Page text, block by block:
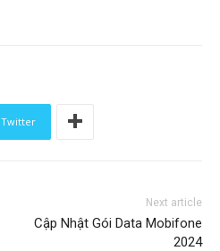
Twitter
Next article
Cập Nhật Gói Data Mobifone
2024